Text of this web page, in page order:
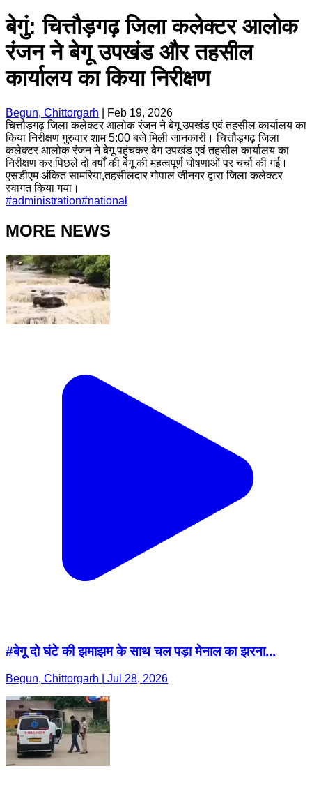
बेगुं: चित्तौड़गढ़ जिला कलेक्टर आलोक
रंजन ने बेगू उपखंड और तहसील
कार्यालय का किया निरीक्षण
Begun, Chittorgarh
Feb 19, 2026
चित्तौड़गढ़ जिला कलेक्टर आलोक रंजन ने बेगू उपखंड एवं तहसील कार्यालय का
किया निरीक्षण गुरुवार शाम 5:00 बजे मिली जानकारी। चित्तौड़गढ़ जिला
कलेक्टर आलोक रंजन ने बेगू पहुंचकर बेग उपखंड एवं तहसील कार्यालय का
निरीक्षण कर पिछले दो वर्षों की बेगू की महत्वपूर्ण घोषणाओं पर चर्चा की गई।
एसडीएम अंकित सामरिया,तहसीलदार गोपाल जीनगर द्वारा जिला कलेक्टर
स्वागत किया गया।
#administration#national
MORE NEWS
#बेगू दो घंटे की झमाझम के साथ चल पड़ा मेनाल का झरना...
Begun, Chittorgarh | Jul 28, 2026